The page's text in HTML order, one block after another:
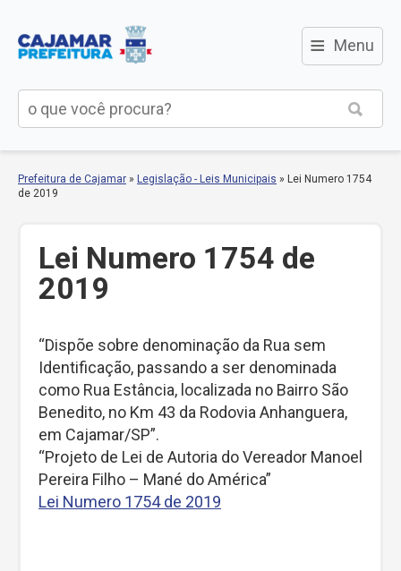
≡ Menu
Prefeitura de Cajamar » Legislação - Leis Municipais » Lei Numero 1754
de 2019
Lei Numero 1754 de
2019
“Dispõe sobre denominação da Rua sem
Identificação, passando a ser denominada
como Rua Estância, localizada no Bairro São
Benedito, no Km 43 da Rodovia Anhanguera,
em Cajamar/SP”.
“Projeto de Lei de Autoria do Vereador Manoel
Pereira Filho – Mané do América”
Lei Numero 1754 de 2019